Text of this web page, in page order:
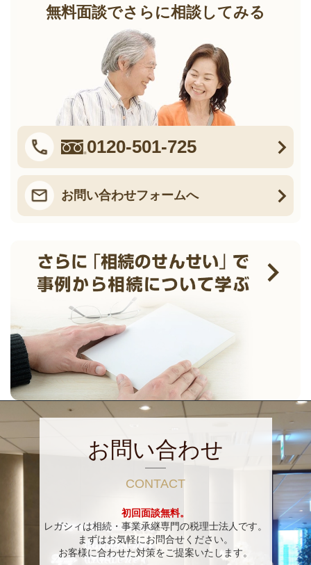
無料面談でさらに相談してみる
0120-501-725
お問い合わせフォームへ
お問い合わせ
CONTACT
初回面談無料。
レガシィは相続・事業承継専門の税理士法人です。
まずはお気軽にお問合せください。
お客様に合わせた対策をご提案いたします。